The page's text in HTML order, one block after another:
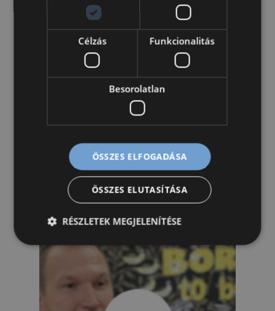
Szülők mondták rólunk
Megnézem:
B
r
u
h
Célzás Funkcionalitás
Besorolatlan
ÖSSZES ELFOGADÁSA
ÖSSZES ELUTASÍTÁSA
RÉSZLETEK MEGJELENÍTÉSE